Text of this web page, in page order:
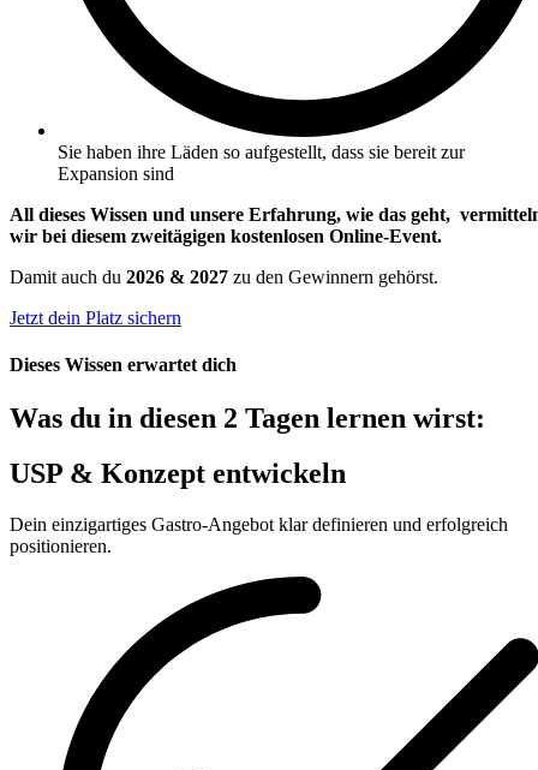
Sie haben ihre Läden so aufgestellt, dass sie bereit zur
Expansion sind
All dieses Wissen und unsere Erfahrung, wie das geht,
wir bei diesem zweitägigen kostenlosen Online-Event.
Damit auch du 2026 & 2027 zu den Gewinnern gehörst.
Jetzt dein Platz sichern
Dieses Wissen erwartet dich
Was du in diesen 2 Tagen lernen wirst:
USP & Konzept entwickeln
Dein einzigartiges Gastro-Angebot klar definieren und erfolgreich
positionieren.